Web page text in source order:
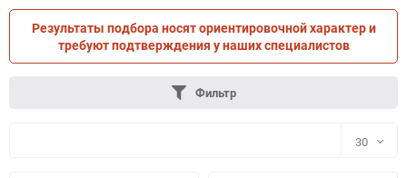
ПО ТРАНСПОРТУ ПО ПАРАМЕТРАМ
Результаты подбора носят ориентировочной характер и
требуют подтверждения у наших специалистов
Фильтр
30